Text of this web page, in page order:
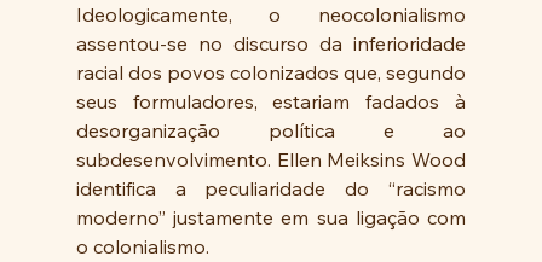
Ideologicamente, o neocolonialismo
assentou-se no discurso da inferioridade
racial dos povos colonizados que, segundo
seus formuladores, estariam fadados à
desorganização política e ao
subdesenvolvimento. Ellen Meiksins Wood
identifica a peculiaridade do “racismo
moderno” justamente em sua ligação com
o colonialismo.